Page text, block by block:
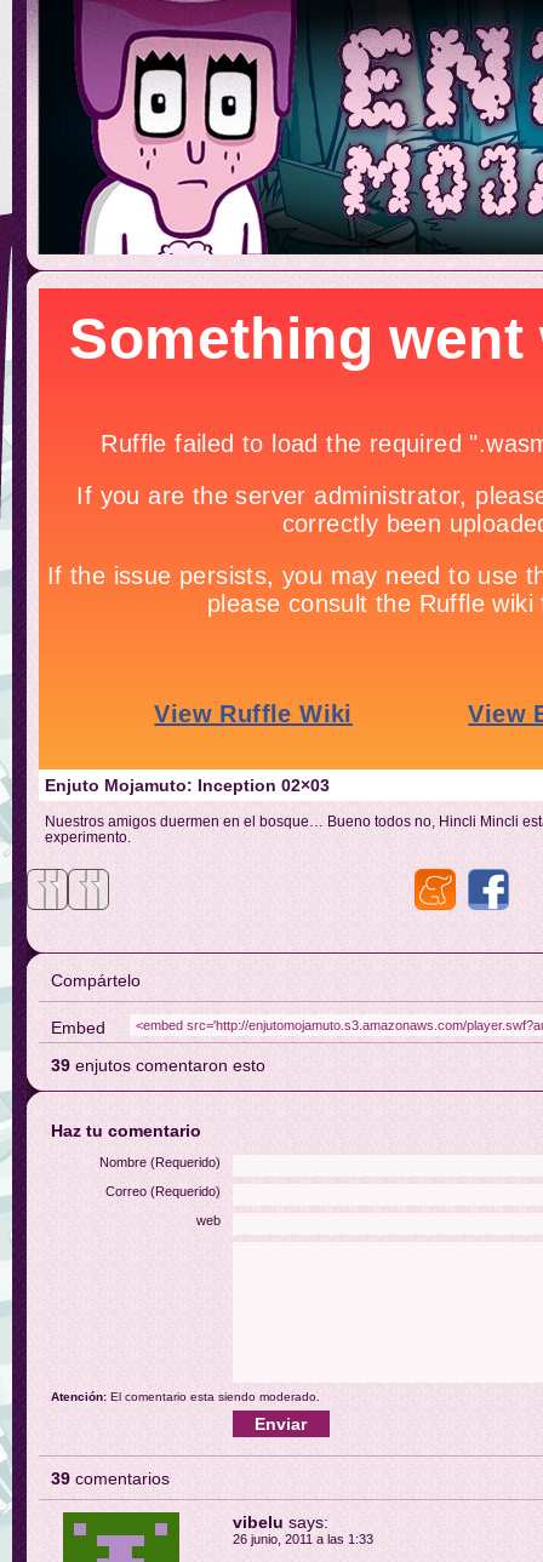
Enjuto Mojamuto: Inception 02×03
Nuestros amigos duermen en el bosque… Bueno todos no, Hincli Mincli
experimento.
Compártelo
Embed
39 enjutos comentaron esto
Haz tu comentario
Nombre (Requerido)
Correo (Requerido)
web
Atención: El comentario esta siendo moderado.
39 comentarios
vibelu says:
26 junio, 2011 a las 1:33